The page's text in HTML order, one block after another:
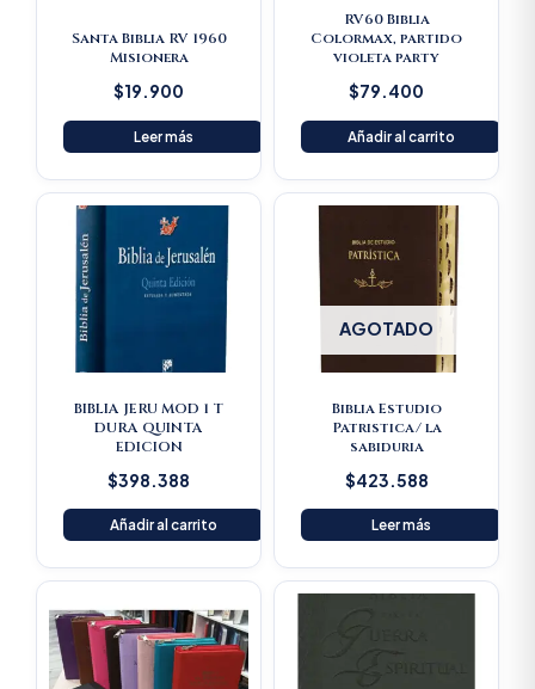
Santa Biblia RV 1960
Misionera
$19.900
Leer más
RV60 Biblia
Colormax, partido
violeta party
$79.400
Añadir al carrito
BIBLIA JERU MOD 1 T
DURA QUINTA
EDICION
$398.388
Añadir al carrito
AGOTADO
Biblia Estudio
Patristica/ la
sabiduria
$423.588
Leer más
Original
$314.900.
Current